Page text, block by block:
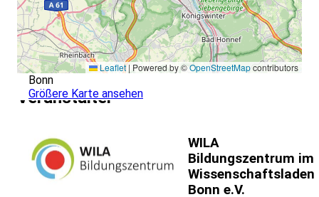
Leaflet | Powered by ©OpenStreetMapcontributors
Bonn
Größere Karte ansehen
Veranstalter
WILA
Bildungszentrum im
Wissenschaftsladen
Bonn e.V.